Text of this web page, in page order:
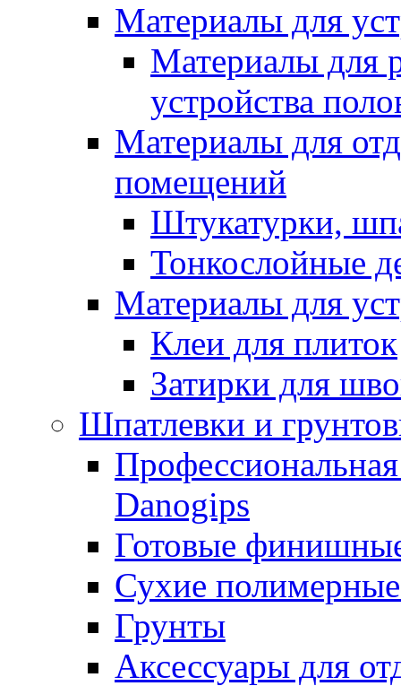
Материалы для
Материалы для
устройства
Материалы для
помещений
Штукатурки,
Тонкослойные
Материалы для
Клеи для плиток
Затирки для
Шпатлевки и
Danogips
Готовые
Сухие
Грунты
Аксессуары для